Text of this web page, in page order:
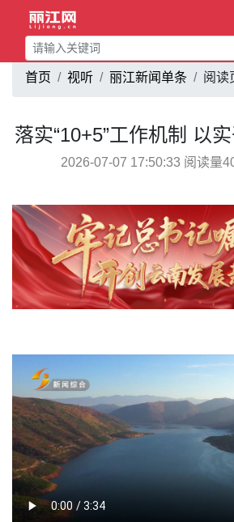
首页 视听 丽江新闻单条 阅读
落实“10+5”工作机制 以
2026-07-07 17:50:33 阅读量